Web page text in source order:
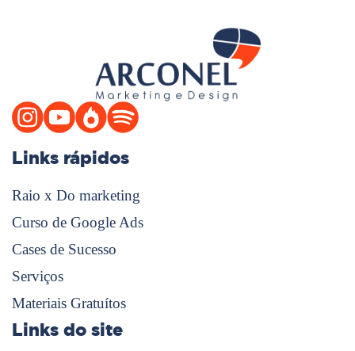
Links rápidos
Raio x Do marketing
Curso de Google Ads
Cases de Sucesso
Serviços
Materiais Gratuítos
Links do site